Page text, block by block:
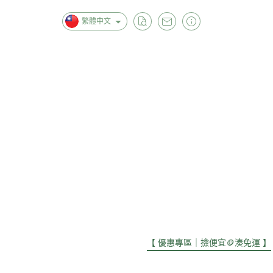
繁體中文
【 優惠專區｜撿便宜🪙湊免運 】